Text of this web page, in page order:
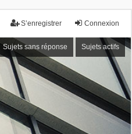
Connexion
S’enregistrer
Sujets sans réponse Sujets actifs